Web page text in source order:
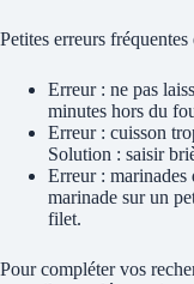
Petites erreurs
Erreur : ne pas
minutes hors du
Erreur : cuisson
Solution : saisir
Erreur : marinades
marinade sur un
filet.
Pour compléter vos